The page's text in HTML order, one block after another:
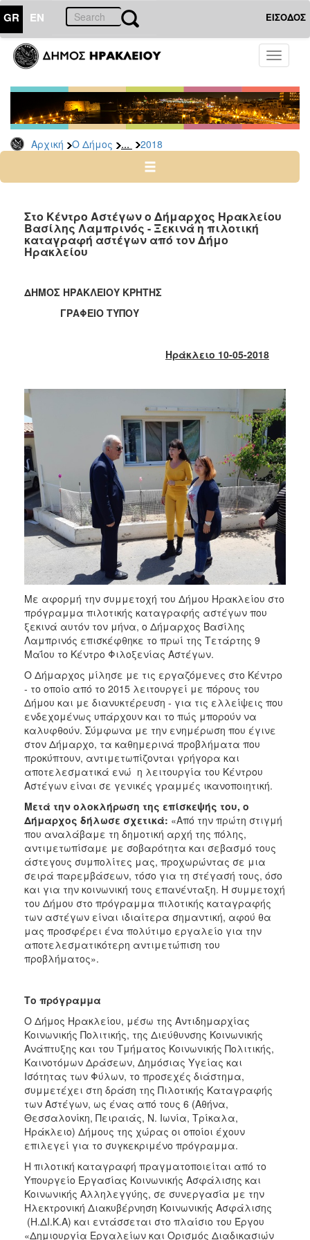
GR EN ΕΙΣΟΔΟΣ
Toggle
Αρχική Ο Δήμος ... 2018
ΔΗΜΟΣ
Δελτία
Τύπου
Αρχείο
2026
2024
2022
2021
2019
2018
2006
ΠΟΛΙΤΙΣΜΟΣ
ΑΝΘΕΚΤΙΚΗ
ΠΟΛΗ
Στο Κέντρο Αστέγων ο Δήμαρχος Ηρακλείου
Βασίλης Λαμπρινός - Ξεκινά η πιλοτική
καταγραφή αστέγων από τον Δήμο
Ηρακλείου
ΔΗΜΟΣ ΗΡΑΚΛΕΙΟΥ ΚΡΗΤΗΣ
ΓΡΑΦΕΙΟ ΤΥΠΟΥ
Ηράκλειο 10-05-2018
Με αφορμή την συμμετοχή του Δήμου Ηρακλείου στο
πρόγραμμα πιλοτικής καταγραφής αστέγων που
ξεκινά αυτόν τον μήνα, ο Δήμαρχος Βασίλης
Λαμπρινός επισκέφθηκε το πρωί της Τετάρτης 9
Μαΐου το Κέντρο Φιλοξενίας Αστέγων.
Ο Δήμαρχος μίλησε με τις εργαζόμενες στο Κέντρο
- το οποίο από το 2015 λειτουργεί με πόρους του
Δήμου και με διανυκτέρευση - για τις ελλείψεις που
ενδεχομένως υπάρχουν και το πώς μπορούν να
καλυφθούν. Σύμφωνα με την ενημέρωση που έγινε
στον Δήμαρχο, τα καθημερινά προβλήματα που
προκύπτουν, αντιμετωπίζονται γρήγορα και
αποτελεσματικά ενώ η λειτουργία του Κέντρου
Αστέγων είναι σε γενικές γραμμές ικανοποιητική.
Μετά την ολοκλήρωση της επίσκεψής του, ο
Δήμαρχος δήλωσε σχετικά: «Από την πρώτη στιγμή
που αναλάβαμε τη δημοτική αρχή της πόλης,
αντιμετωπίσαμε με σοβαρότητα και σεβασμό τους
άστεγους συμπολίτες μας, προχωρώντας σε μια
σειρά παρεμβάσεων, τόσο για τη στέγασή τους, όσο
και για την κοινωνική τους επανένταξη. Η συμμετοχή
του Δήμου στο πρόγραμμα πιλοτικής καταγραφής
των αστέγων είναι ιδιαίτερα σημαντική, αφού θα
μας προσφέρει ένα πολύτιμο εργαλείο για την
αποτελεσματικότερη αντιμετώπιση του
προβλήματος».
Το πρόγραμμα
Ο Δήμος Ηρακλείου, μέσω της Αντιδημαρχίας
Κοινωνικής Πολιτικής, της Διεύθυνσης Κοινωνικής
Ανάπτυξης και του Τμήματος Κοινωνικής Πολιτικής,
Καινοτόμων Δράσεων, Δημόσιας Υγείας και
Ισότητας των Φύλων, το προσεχές διάστημα,
συμμετέχει στη δράση της Πιλοτικής Καταγραφής
των Αστέγων, ως ένας από τους 6 (Αθήνα,
Θεσσαλονίκη, Πειραιάς, Ν. Ιωνία, Τρίκαλα,
Ηράκλειο) Δήμους της χώρας οι οποίοι έχουν
επιλεγεί για το συγκεκριμένο πρόγραμμα.
Η πιλοτική καταγραφή πραγματοποιείται από το
Υπουργείο Εργασίας Κοινωνικής Ασφάλισης και
Κοινωνικής Αλληλεγγύης, σε συνεργασία με την
Ηλεκτρονική Διακυβέρνηση Κοινωνικής Ασφάλισης
(Η.ΔΙ.Κ.Α) και εντάσσεται στο πλαίσιο του Έργου
«Δημιουργία Εργαλείων και Ορισμός Διαδικασιών